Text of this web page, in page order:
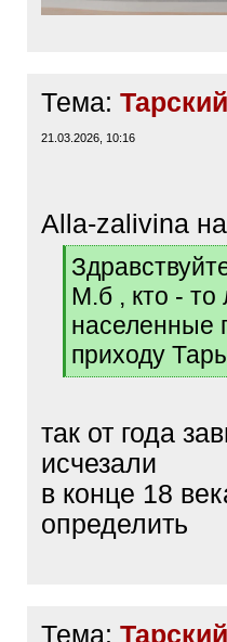
Тема:
21.03.2026, 10:16
Alla-zalivina
[
q
М.б , кто -
населенные
приходу
[
]
так от года
исчезали
в конце 18
определить
Тема: